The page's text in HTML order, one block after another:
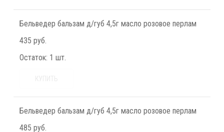
Бельведер бальзам д/губ 4,5г масло розовое перлам
435 руб.
Остаток: 1 шт.
Бельведер бальзам д/губ 4,5г масло розовое перлам
485 руб.